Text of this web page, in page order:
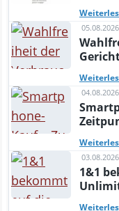
05.08.2026
04.08.2026
03.08.2026
1&1